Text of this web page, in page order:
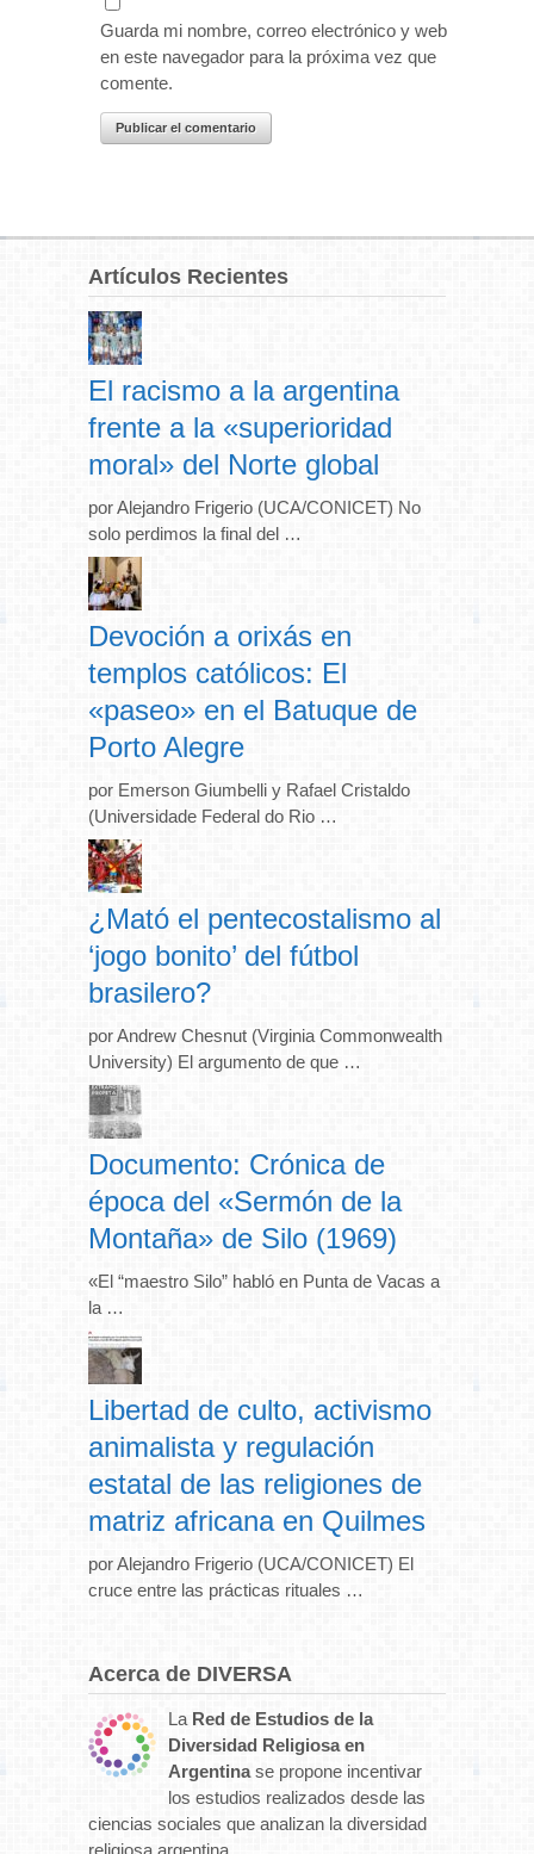
Guarda mi nombre, correo electrónico y web
en este navegador para la próxima vez que
comente.
Artículos Recientes
El racismo a la argentina
frente a la «superioridad
moral» del Norte global
por Alejandro Frigerio (UCA/CONICET) No
solo perdimos la final del …
Devoción a orixás en
templos católicos: El
«paseo» en el Batuque de
Porto Alegre
por Emerson Giumbelli y Rafael Cristaldo
(Universidade Federal do Rio …
¿Mató el pentecostalismo al
‘jogo bonito’ del fútbol
brasilero?
por Andrew Chesnut (Virginia Commonwealth
University) El argumento de que …
Documento: Crónica de
época del «Sermón de la
Montaña» de Silo (1969)
«El “maestro Silo” habló en Punta de Vacas a
la …
Libertad de culto, activismo
animalista y regulación
estatal de las religiones de
matriz africana en Quilmes
por Alejandro Frigerio (UCA/CONICET) El
cruce entre las prácticas rituales …
Acerca de DIVERSA
La Red de Estudios de la
Diversidad Religiosa en
Argentinase propone incentivar
los estudios realizados desde las
ciencias sociales que analizan la diversidad
religiosa argentina.